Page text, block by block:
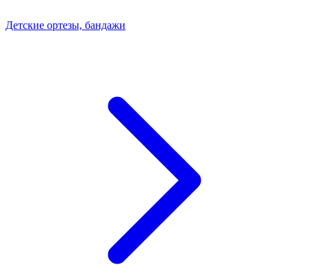
Детские ортезы, бандажи